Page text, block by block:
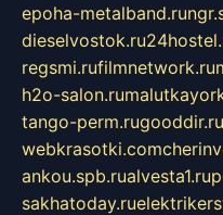
epoha-metalband.ru
dieselvostok.ru
regsmi.rufilmnetwork.ru
h2o-salon.ru
tango-perm.rugooddir.ru
webkrasotki.com
ankou.spb.rualvesta1.ru
sakhatoday.ru